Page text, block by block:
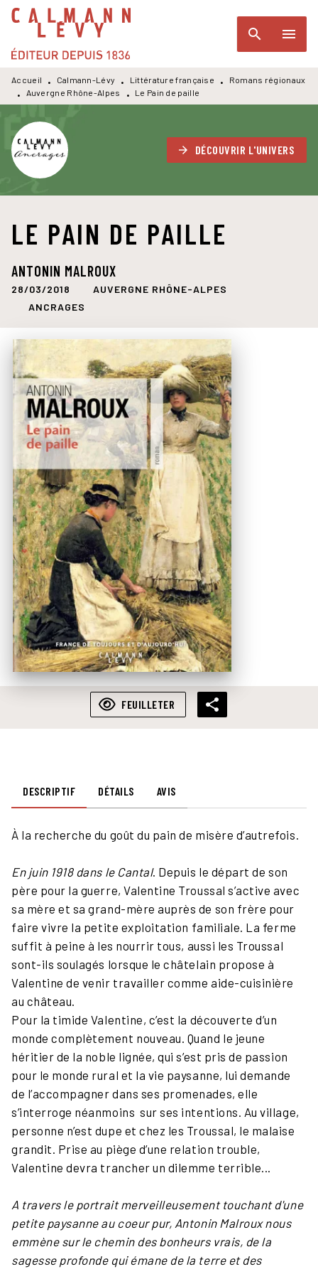
MENU RECHERCHE
PIED DE PAGE
search menu
Accueil • Calmann-Lévy • Littérature française •
Romans régionaux
•
Auvergne Rhône-Alpes • Le Pain de paille
arrow_forward DÉCOUVRIR L'UNIVERS
LE PAIN DE PAILLE
ANTONIN MALROUX
28/03/2018
AUVERGNE RHÔNE-ALPES
ANCRAGES
FEUILLETER
DESCRIPTIF DÉTAILS AVIS
À la recherche du goût du pain de misère d’autrefois.
En juin 1918 dans le Cantal. Depuis le départ de son
père pour la guerre, Valentine Troussal s’active avec
sa mère et sa grand-mère auprès de son frère pour
faire vivre la petite exploitation familiale. La ferme
suffit à peine à les nourrir tous, aussi les Troussal
sont-ils soulagés lorsque le châtelain propose à
Valentine de venir travailler comme aide-cuisinière
au château.
Pour la timide Valentine, c’est la découverte d’un
monde complètement nouveau. Quand le jeune
héritier de la noble lignée, qui s’est pris de passion
pour le monde rural et la vie paysanne, lui demande
de l’accompagner dans ses promenades, elle
s’interroge néanmoins sur ses intentions. Au village,
personne n’est dupe et chez les Troussal, le malaise
grandit. Prise au piège d’une relation trouble,
Valentine devra trancher un dilemme terrible...
A travers le portrait merveilleusement touchant d'une
petite paysanne au coeur pur, Antonin Malroux nous
emmène sur le chemin des bonheurs vrais, de la
sagesse profonde qui émane de la terre et des